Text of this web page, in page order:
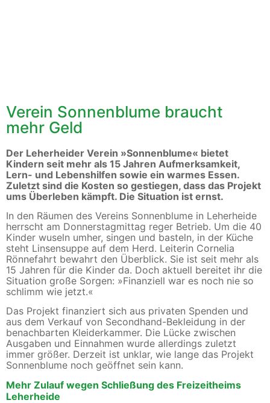
Herzlich willkommen
im Kinderprojekt »Sonnenblume e.V.«
in Bremerhaven, Stadtteil Leherheide
Verein Sonnenblume braucht
mehr Geld
Der Leherheider Verein »Sonnenblume« bietet
Kindern seit mehr als 15 Jahren Aufmerksamkeit,
Lern- und Lebenshilfen sowie ein warmes Essen.
Zuletzt sind die Kosten so gestiegen, dass das Projekt
ums Überleben kämpft. Die Situation ist ernst.
In den Räumen des Vereins Sonnenblume in Leherheide
herrscht am Donnerstagmittag reger Betrieb. Um die 40
Kinder wuseln umher, singen und basteln, in der Küche
steht Linsensuppe auf dem Herd. Leiterin Cornelia
Rönnefahrt bewahrt den Überblick. Sie ist seit mehr als
15 Jahren für die Kinder da. Doch aktuell bereitet ihr die
Situation große Sorgen: »Finanziell war es noch nie so
schlimm wie jetzt.«
Das Projekt finanziert sich aus privaten Spenden und
aus dem Verkauf von Secondhand-Bekleidung in der
benachbarten Kleiderkammer. Die Lücke zwischen
Ausgaben und Einnahmen wurde allerdings zuletzt
immer größer. Derzeit ist unklar, wie lange das Projekt
Sonnenblume noch geöffnet sein kann.
Mehr Zulauf wegen Schließung des Freizeitheims
Leherheide